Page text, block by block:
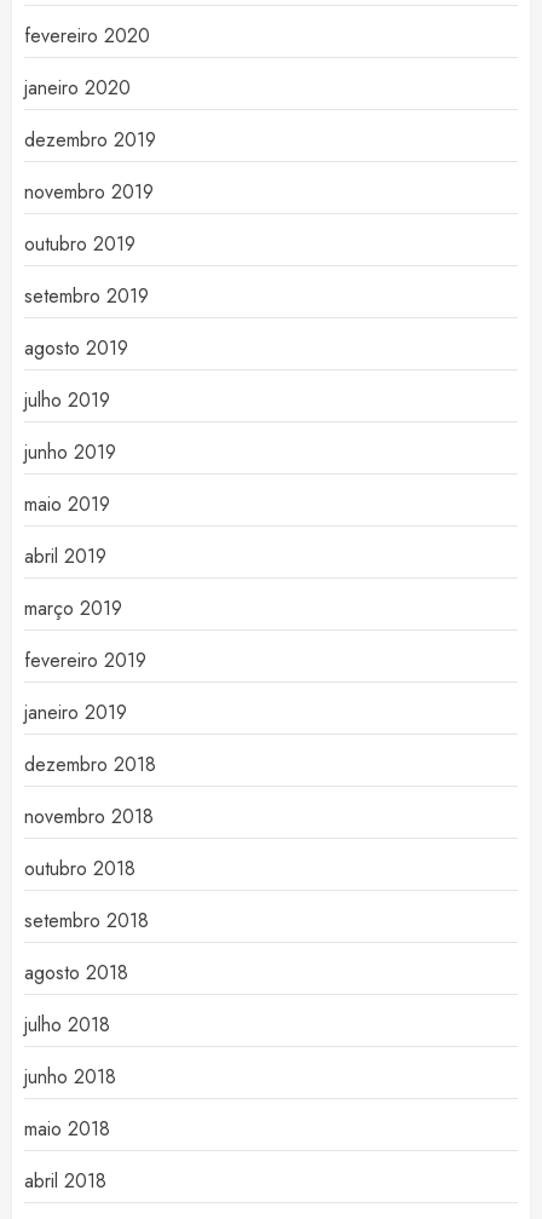
fevereiro 2020
janeiro 2020
dezembro 2019
novembro 2019
outubro 2019
setembro 2019
agosto 2019
julho 2019
junho 2019
maio 2019
abril 2019
março 2019
fevereiro 2019
janeiro 2019
dezembro 2018
novembro 2018
outubro 2018
setembro 2018
agosto 2018
julho 2018
junho 2018
maio 2018
abril 2018